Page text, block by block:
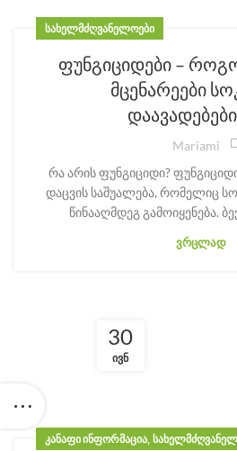
ᲡᲐᲮᲔᲚᲛᲫᲦᲕᲐᲜᲔᲚᲝᲔᲑᲘ
ფუნგიციდები –
მცენარეები
Mariami
რა არის ფუნგიციდი?
დაცვის საშუალება, რომელიც
წინააღმდეგ გამოიყენება.
ᲕᲠᲪᲚᲐᲓ
30
ᲘᲕᲜ
ᲙᲐᲜᲐᲤᲘ ᲘᲜᲤᲝᲠᲛᲐᲪᲘᲐ,